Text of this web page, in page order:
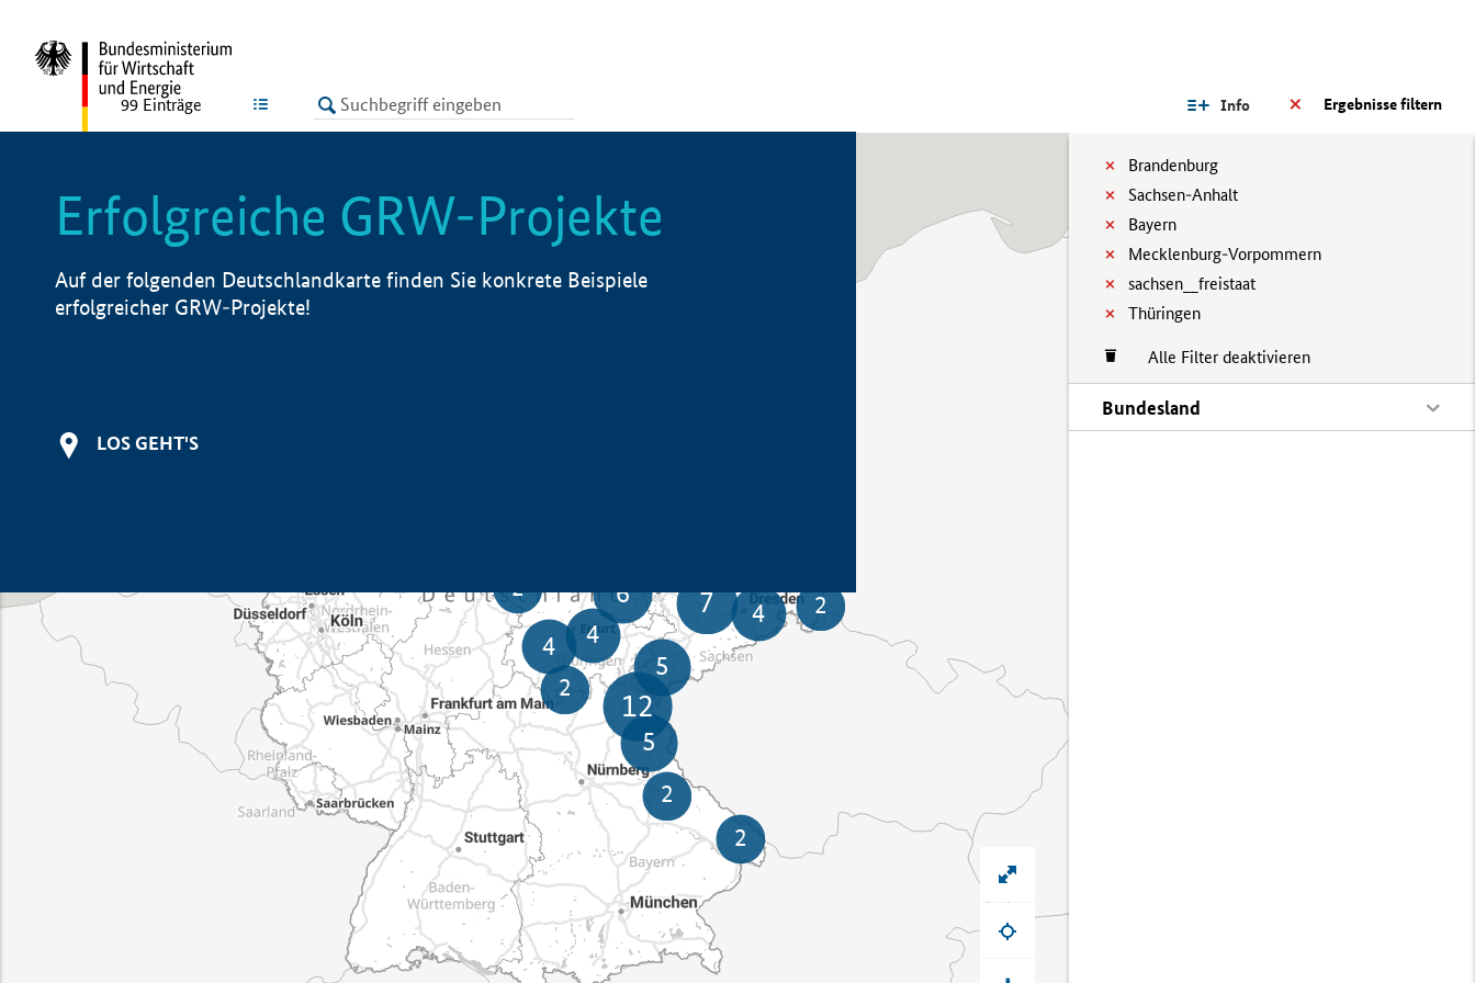
LISTE Ergebnisse filtern
Info
Brandenburg
Sachsen-Anhalt
Bayern
Mecklenburg-Vorpommern
sachsen__freistaat
Thüringen
Alle Filter deaktivieren
Bundesland
99 Einträge
Erfolgreiche GRW-Projekte
Auf der folgenden Deutschlandkarte finden Sie konkrete Beispiele
erfolgreicher GRW-Projekte!
LOS GEHT'S